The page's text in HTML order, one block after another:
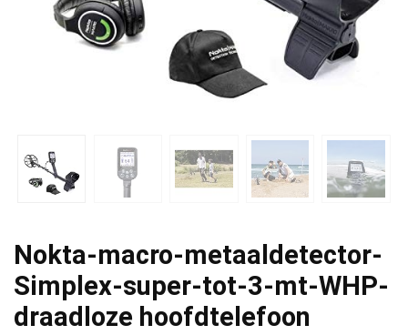
Nokta-macro-metaaldetector-
Simplex-super-tot-3-mt-WHP-
draadloze hoofdtelefoon